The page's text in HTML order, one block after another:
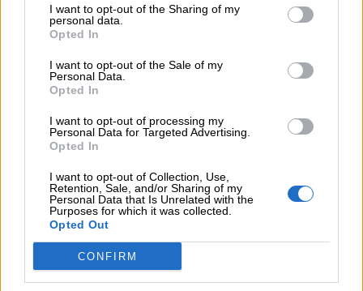
I want to opt-out of the Sharing of my
personal data.
Opted In
I want to opt-out of the Sale of my
Personal Data.
Opted In
I want to opt-out of processing my
Personal Data for Targeted Advertising.
Opted In
I want to opt-out of Collection, Use,
Retention, Sale, and/or Sharing of my
Personal Data that Is Unrelated with the
Purposes for which it was collected.
Opted Out
CONFIRM
Kavita Patel - PhARMA Innovation Forum: Ένα στα πέντε
καινοτόμα φάρμακα φτάνει τελικά στην Ελλάδα
Μείωση ασφαλιστικών εισφορών ύψους 240 εκατ. ευρώ
ενεργειακή κρίση;
Στέλιος Λιανός – INTERAMERICAN / Αθηναϊκή Γενική Κλινική
08:40
Η γαλλική «ψήφος» στο «καλώδιο» και τα συμφέροντα, οι